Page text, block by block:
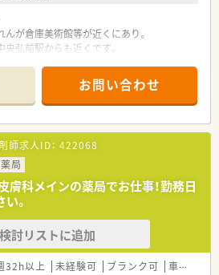
が倉庫美術館等が近くにあり。
弘前駅からも近くです。
らも処方箋を応需しているため、備蓄薬の種
展開されている地元の調剤薬局です。
企業として認定を受けており、安定経営の薬
い方は勿論、青森県での就業を検討されてい
で相談可能。
からお越しになる位、非常に穏やかな雰囲
お問い合わせ
師求人ID： 422068
局
膚科メインの薬局でお仕事！勤務日
。
検討リストに追加
32h以上 未経験可 ブランク可 車通勤可